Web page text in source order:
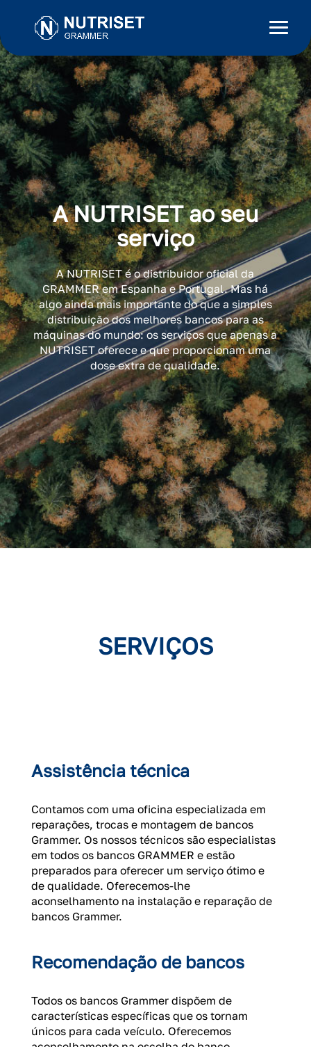
A NUTRISET ao seu
serviço
A NUTRISET é o distribuidor oficial da
GRAMMER em Espanha e Portugal. Mas há
algo ainda mais importante do que a simples
distribuição dos melhores bancos para as
máquinas do mundo: os serviços que apenas a
NUTRISET oferece e que proporcionam uma
dose extra de qualidade.
SERVIÇOS
Assistência técnica
Contamos com uma oficina especializada em
reparações, trocas e montagem de bancos
Grammer. Os nossos técnicos são especialistas
em todos os bancos GRAMMER e estão
preparados para oferecer um serviço ótimo e
de qualidade. Oferecemos-lhe
aconselhamento na instalação e reparação de
bancos Grammer.
Recomendação de bancos
Todos os bancos Grammer dispõem de
características específicas que os tornam
únicos para cada veículo. Oferecemos